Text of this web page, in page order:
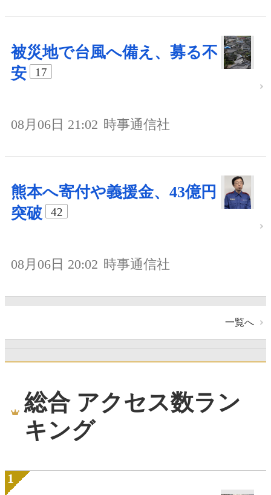
被災地で台風へ備え、募る不
安
17
08月06日 21:02 時事通信社
熊本へ寄付や義援金、43億円
突破
42
08月06日 20:02 時事通信社
一覧へ
総合 アクセス数ラン
キング